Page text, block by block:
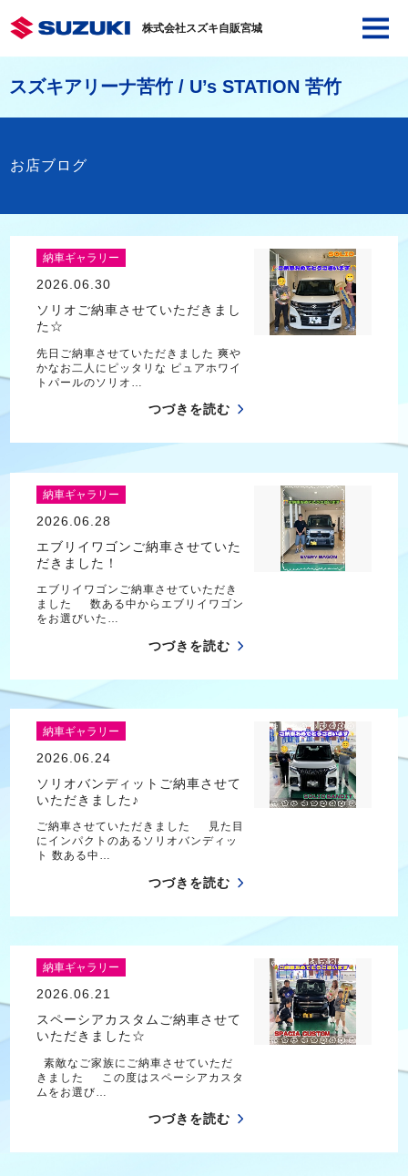
株式会社スズキ自販宮城
スズキアリーナ苦竹 / U’s STATION 苦竹
お店ブログ
納車ギャラリー
2026.06.30
ソリオご納車させていただきまし
た☆
先日ご納車させていただきました 爽や
かなお二人にピッタリな ピュアホワイ
トパールのソリオ…
つづきを読む
納車ギャラリー
2026.06.28
エブリイワゴンご納車させていた
だきました！
エブリイワゴンご納車させていただき
ました 数ある中からエブリイワゴン
をお選びいた…
つづきを読む
納車ギャラリー
2026.06.24
ソリオバンディットご納車させて
いただきました♪
ご納車させていただきました 見た目
にインパクトのあるソリオバンディッ
ト 数ある中…
つづきを読む
納車ギャラリー
2026.06.21
スペーシアカスタムご納車させて
いただきました☆
素敵なご家族にご納車させていただ
きました この度はスペーシアカスタ
ムをお選び…
つづきを読む